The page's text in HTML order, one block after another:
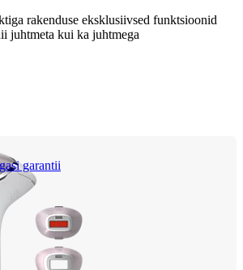
rakenduse eksklusiivsed funktsioonid
juhtmeta kui ka juhtmega
garantii